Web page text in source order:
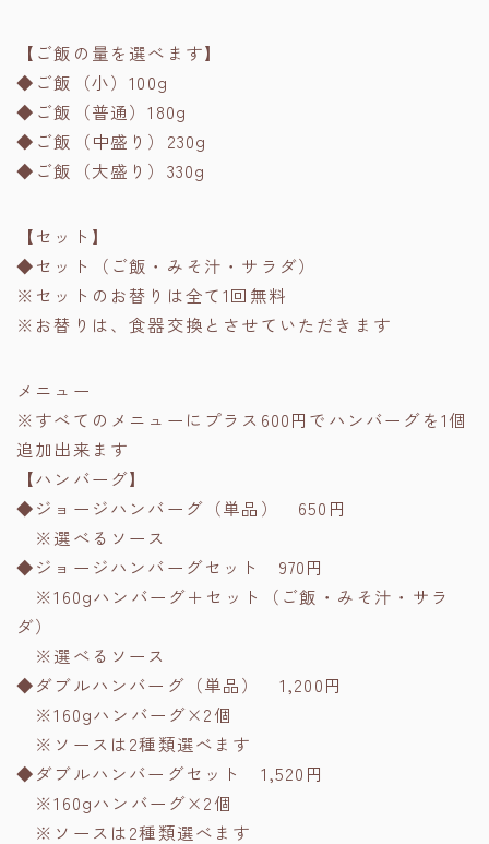
【ご飯の量を選べます】
◆ご飯（小）100g
◆ご飯（普通）180g
◆ご飯（中盛り）230g
◆ご飯（大盛り）330g
【セット】
◆セット（ご飯・みそ汁・サラダ）
※セットのお替りは全て1回無料
※お替りは、食器交換とさせていただきます
メニュー
※すべてのメニューにプラス600円でハンバーグを1個
追加出来ます
【ハンバーグ】
◆ジョージハンバーグ（単品） 650円
※選べるソース
◆ジョージハンバーグセット 970円
※160gハンバーグ＋セット（ご飯・みそ汁・サラ
ダ）
※選べるソース
◆ダブルハンバーグ（単品） 1,200円
※160gハンバーグ×2個
※ソースは2種類選べます
◆ダブルハンバーグセット 1,520円
※160gハンバーグ×2個
※ソースは2種類選べます